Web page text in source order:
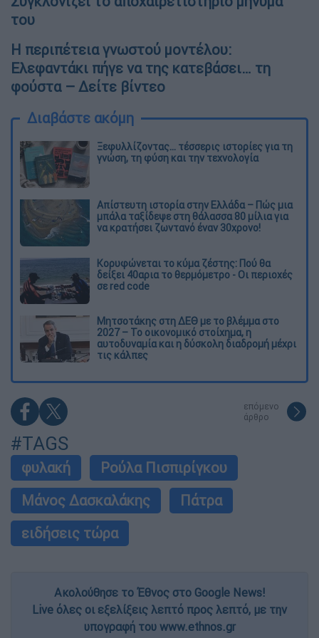
του
Η περιπέτεια γνωστού μοντέλου:
Ελεφαντάκι πήγε να της κατεβάσει… τη
φούστα – Δείτε βίντεο
Διαβάστε ακόμη
Ξεφυλλίζοντας... τέσσερις ιστορίες για τη
γνώση, τη φύση και την τεχνολογία
Απίστευτη ιστορία στην Ελλάδα – Πώς μια
μπάλα ταξίδεψε στη θάλασσα 80 μίλια για
να κρατήσει ζωντανό έναν 30χρονο!
Κορυφώνεται το κύμα ζέστης: Πού θα
δείξει 40αρια το θερμόμετρο - Οι περιοχές
σε red code
Μητσοτάκης στη ΔΕΘ με το βλέμμα στο
2027 – Το οικονομικό στοίχημα, η
αυτοδυναμία και η δύσκολη διαδρομή μέχρι
τις κάλπες
επόμενο
άρθρο
#TAGS
φυλακή
Ρούλα Πισπιρίγκου
Μάνος Δασκαλάκης
Πάτρα
ειδήσεις τώρα
Ακολούθησε το Έθνος στο Google News!
Live όλες οι εξελίξεις λεπτό προς λεπτό, με την
υπογραφή του www.ethnos.gr